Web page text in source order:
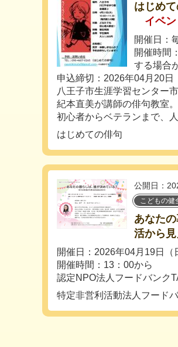
はじめ
イベ
開催日：
開催時間
する場合
申込締切：2026年04月20日
八王子市生涯学習センター
紀本直美が講師の俳句教室。
初心者からベテランまで、
はじめての俳句
公開日：
こどもの健
あなた
活から
開催日：2026年04月19日（
開催時間：13：00から
認定NPO法人フードバンク
特定非営利活動法人フード